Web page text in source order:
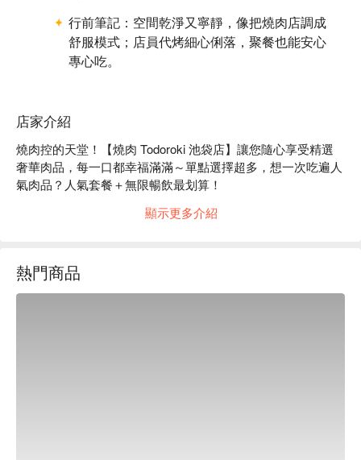
行前筆記： 空間乾淨又寧靜，像把燒肉店調成
舒服模式；店員代烤細心俐落，聚餐也能安心
專心吃。
店家介紹
燒肉控的天堂！【燒肉 Todoroki 池袋店】讓您隨心享受精選
奢華肉品，每一口都幸福滿滿～單點選擇超多，想一次吃遍人
氣肉品？人氣套餐＋無限暢飲最划算！
棒，牛舌一定要點，超級好吃！！」（擷取自網路評價）
的美食體驗！
顯示更多介紹
熱門商品